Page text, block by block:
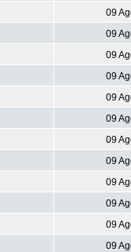
09
09
09
09
09
09
09
09
09
09
09
09